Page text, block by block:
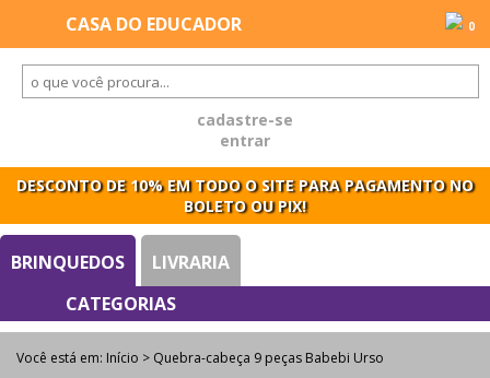
0
cadastre-se
entrar
DESCONTO DE 10% EM TODO O SITE PARA PAGAMENTO NO
BOLETO OU PIX!
BRINQUEDOS LIVRARIA
Você está em: Início > Quebra-cabeça 9 peças Babebi Urso